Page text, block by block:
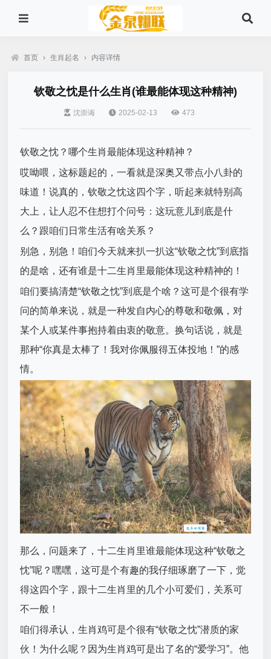
首页 › 生肖起名 › 内容详情
钦敬之忱是什么生肖(谁最能体现这种精神)
沈崇诲 2025-02-13 473
钦敬之忱？哪个生肖最能体现这种精神？
哎呦喂，这标题起的，一看就是深奥又带点小八卦的
味道！说真的，钦敬之忱这四个字，听起来就特别高
大上，让人忍不住想打个问号：这玩意儿到底是什
么？跟咱们日常生活有啥关系？
别急，别急！咱们今天就来扒一扒这“钦敬之忱”到底指
的是啥，还有谁是十二生肖里最能体现这种精神的！
咱们要搞清楚“钦敬之忱”到底是个啥？这可是个很有学
问的简单来说，就是一种发自内心的尊敬和敬佩，对
某个人或某件事抱持着由衷的敬意。换句话说，就是
那种“你真是太棒了！我对你佩服得五体投地！”的感
情。
那么，问题来了，十二生肖里谁最能体现这种“钦敬之
忱”呢？嘿嘿，这可是个有趣的我仔细琢磨了一下，觉
得这四个字，跟十二生肖里的几个小可爱们，关系可
不一般！
咱们得承认，生肖鸡可是个很有“钦敬之忱”潜质的家
伙！为什么呢？因为生肖鸡可是出了名的“爱学习”。他